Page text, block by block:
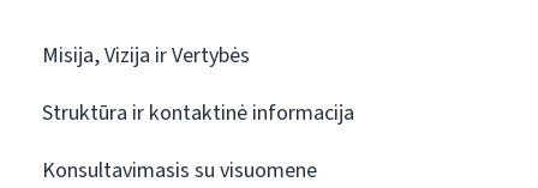
Misija, Vizija ir Vertybės
Struktūra ir kontaktinė informacija
Konsultavimasis su visuomene